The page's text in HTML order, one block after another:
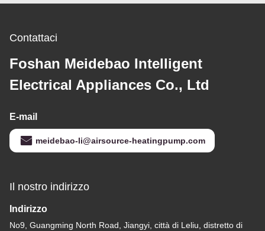
Contattaci
Foshan Meidebao Intelligent
Electrical Appliances Co., Ltd
E-mail
meidebao-li@airsource-heatingpump.com
Il nostro indirizzo
Indirizzo
No9, Guangming North Road, Jiangyi, città di Leliu, distretto di